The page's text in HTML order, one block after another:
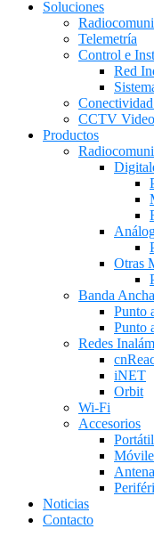
Soluciones
Telemetría
Control e
Red
CCTV
Productos
Otras
Banda
Punto
Punto
Redes
iNET
Orbit
Wi-Fi
Accesorios
Noticias
Contacto